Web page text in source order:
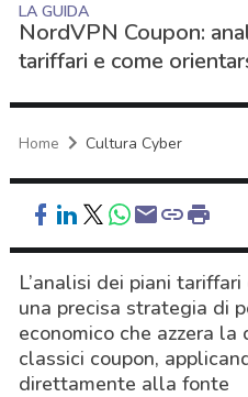
LA GUIDA
NordVPN Coupon:
tariffari e come
Home Cultura Cyber
L’analisi dei piani
una precisa strategia di
economico che azzera
classici coupon,
direttamente alla fonte